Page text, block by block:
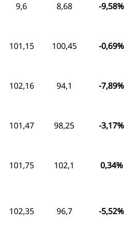
9,6 8,68 -9,58%
101,15 100,45 -0,69%
102,16 94,1 -7,89%
101,47 98,25 -3,17%
101,75 102,1 0,34%
102,35 96,7 -5,52%